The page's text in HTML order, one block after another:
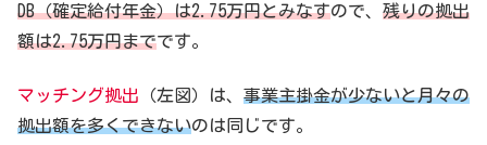
DB（確定給付年金）は2.75万円とみなすので、 残りの拠出
額は2.75万円までです。
マッチング拠出 （左図）は、 事業主掛金が少ないと月々の
拠出額を多くできないのは同じです。